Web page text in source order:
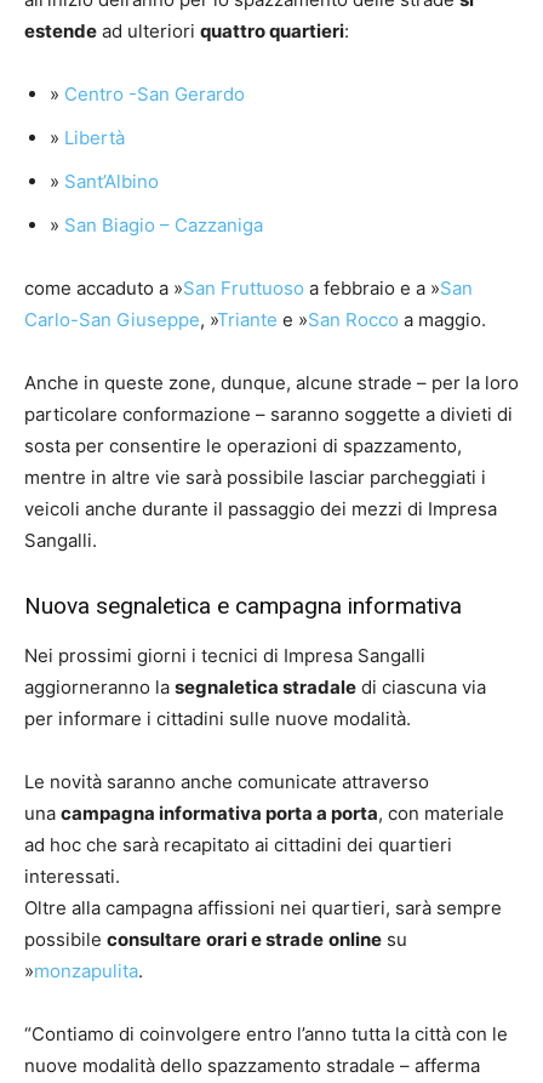
estende ad ulteriori quattro quartieri:
» Centro -San Gerardo
» Libertà
» Sant’Albino
» San Biagio – Cazzaniga
come accaduto a »San Fruttuoso a febbraio e a »San
Carlo-San Giuseppe, »Triante e »San Rocco a maggio.
Anche in queste zone, dunque, alcune strade – per la loro
particolare conformazione – saranno soggette a divieti di
sosta per consentire le operazioni di spazzamento,
mentre in altre vie sarà possibile lasciar parcheggiati i
veicoli anche durante il passaggio dei mezzi di Impresa
Sangalli.
Nuova segnaletica e campagna informativa
Nei prossimi giorni i tecnici di Impresa Sangalli
aggiorneranno la segnaletica stradale di ciascuna via
per informare i cittadini sulle nuove modalità.
Le novità saranno anche comunicate attraverso
una campagna informativa porta a porta, con materiale
ad hoc che sarà recapitato ai cittadini dei quartieri
interessati.
Oltre alla campagna affissioni nei quartieri, sarà sempre
possibile consultare orari e strade online su
»monzapulita.
“Contiamo di coinvolgere entro l’anno tutta la città con le
nuove modalità dello spazzamento stradale – afferma